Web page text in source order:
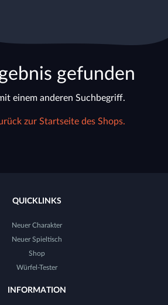
gefunden
einem anderen Suchbegriff.
zur Startseite des Shops.
QUICKLINKS
Neuer Charakter
Neuer Spieltisch
Shop
Würfel-Tester
INFORMATION